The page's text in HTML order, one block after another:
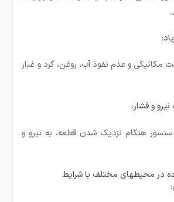
مکانیکی و عدم نفوذ آب، روغن، گرد و غبار
نیرو و فشار:
سنسور هنگام نزدیک شدن قطعه، به نیرو و
در محیطهای مختلف با شرایط